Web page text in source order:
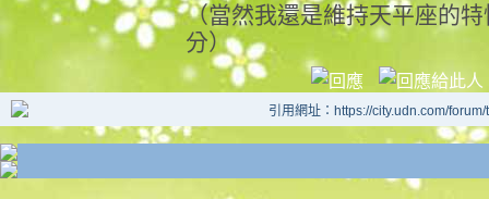
（當然我還是維持天平座的
分）
引用網址：https://city.udn.com/